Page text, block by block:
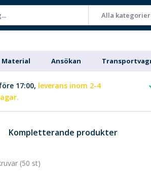
Alla kategorier
Material Ansökan
17:00, leverans inom 2-4
Kompletterande produkter
(50 st)